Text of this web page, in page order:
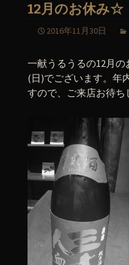
12月のお休み☆
2016年11月30日
一献うるうるの12月の
(日)でございます。年
すので、ご来店お待